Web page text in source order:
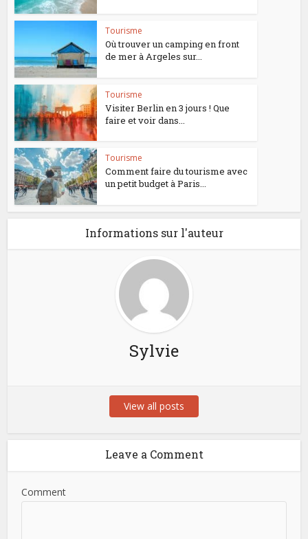
Tourisme
Où trouver un camping en front
de mer à Argeles sur...
Tourisme
Visiter Berlin en 3 jours ! Que
faire et voir dans...
Tourisme
Comment faire du tourisme avec
un petit budget à Paris...
Informations sur l'auteur
Sylvie
View all posts
Leave a Comment
Comment